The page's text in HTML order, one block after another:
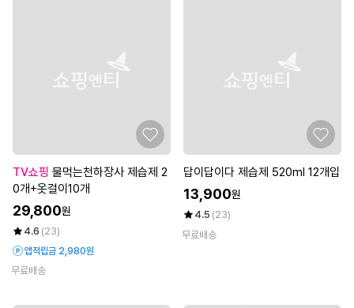
TV쇼핑
0개+옷걸이10개
29,800원
4.6 (23)
앱적립금 2,980원
무료배송
답이답이다 제습제 520ml 12개입
13,900원
4.5 (23)
무료배송